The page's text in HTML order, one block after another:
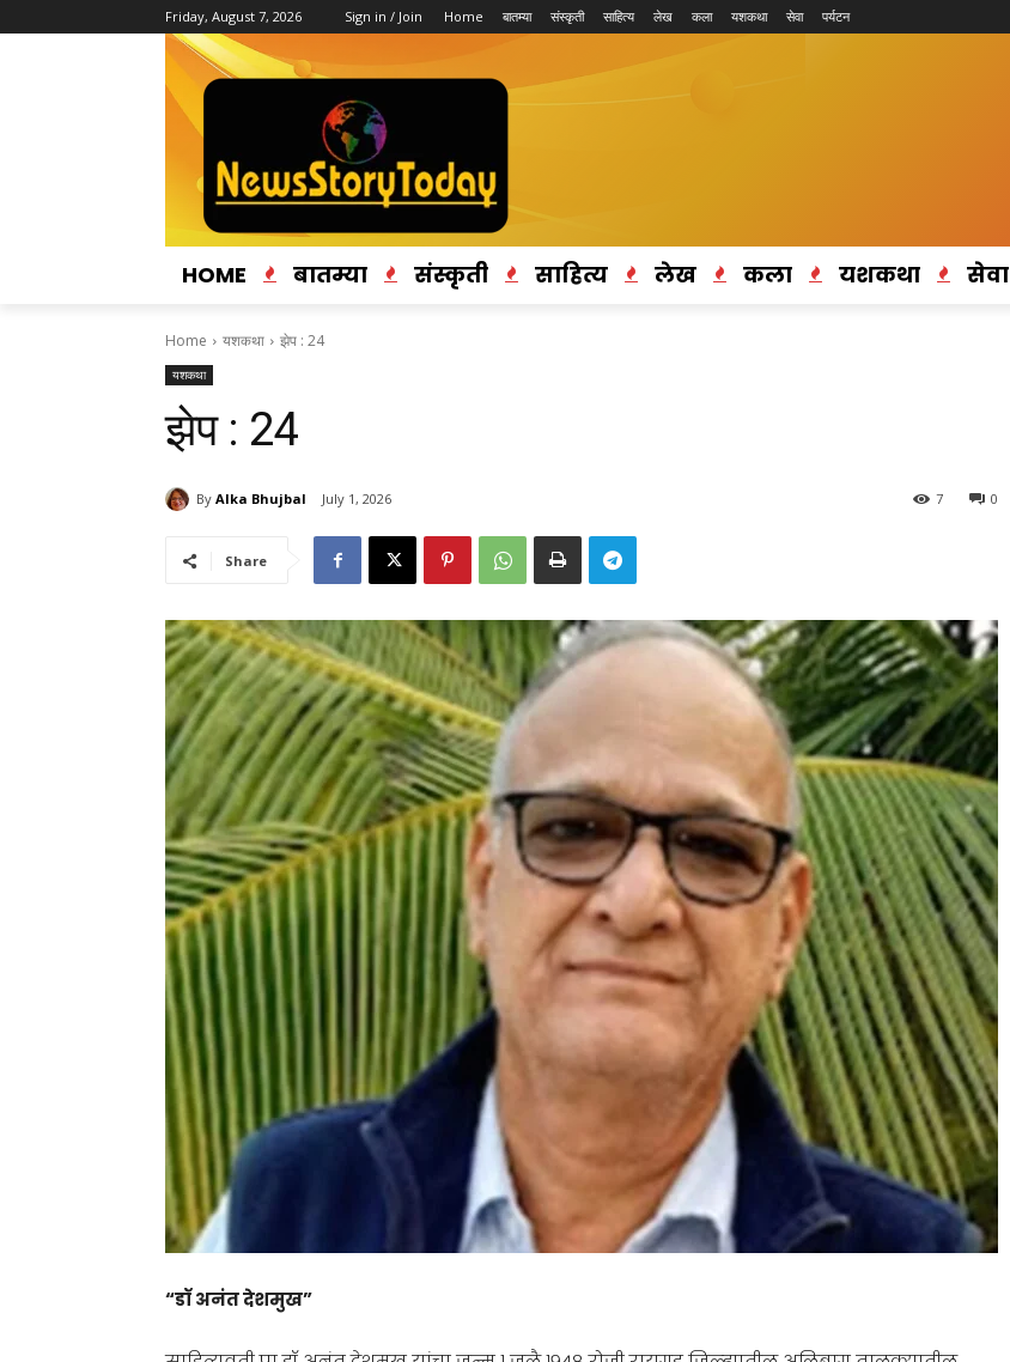
Friday, August 7, 2026 Sign in / Join Home बातम्या संस्कृती साहित्य लेख कला यशकथा सेवा पर्यटन
HOME बातम्या संस्कृती साहित्य लेख कला यशकथा सेवा
Home यशकथा झेप : 24
यशकथा
झेप : 24
By Alka Bhujbal July 1, 2026 0
7
Share
“डॉ अनंत देशमुख”